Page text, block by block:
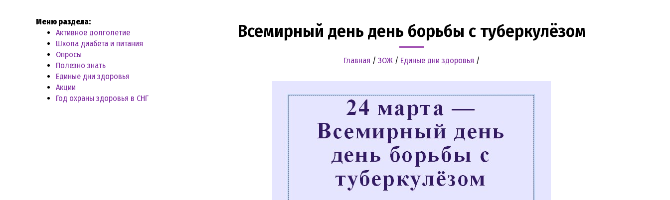
Всемирный день день борьбы с туберкулёзом
Главная /ЗОЖ / Единые дни здоровья /
Меню раздела:
Активное долголетие
Школа диабета и питания
Опросы
Полезно знать
Единые дни здоровья
Акции
Год охраны здоровья в СНГ